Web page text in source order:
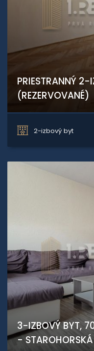
PRIESTRANNÝ
(REZERVOVANÉ)
2-izbový byt
3-IZBOVÝ BYT,
-